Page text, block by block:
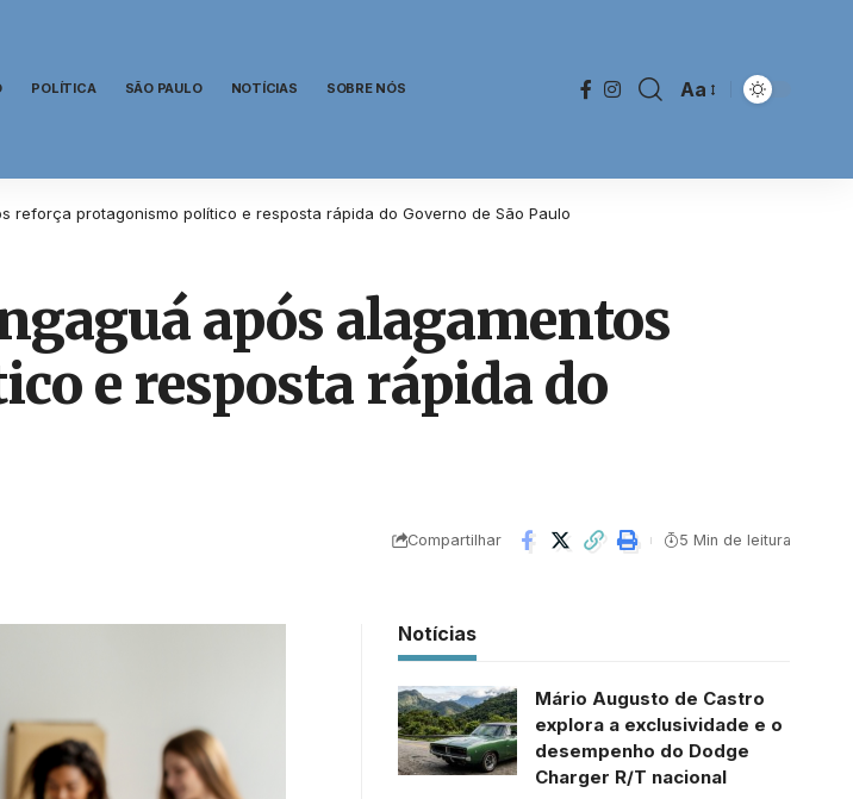
POLÍTICA SÃO PAULO NOTÍCIAS SOBRE NÓS Aa
reforça protagonismo político e resposta rápida do Governo de São Paulo
após alagamentos
e resposta rápida do
Compartilhar 5 Min de leitura
Notícias
Mário Augusto de Castro
explora a exclusividade e o
desempenho do Dodge
Charger R/T nacional